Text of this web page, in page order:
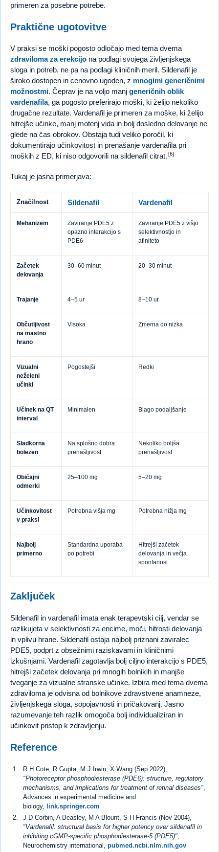
primeren za posebne potrebe.
Praktične ugotovitve
V praksi se moški pogosto odločajo med tema dvema
zdraviloma za erekcijo na podlagi svojega življenjskega
sloga in potreb, ne pa na podlagi kliničnih meril. Sildenafil je
široko dostopen in cenovno ugoden, z mnogimi generičnimi
možnostmi. Čeprav je na voljo manj generičnih oblik
vardenafila, ga pogosto preferirajo moški, ki želijo nekoliko
drugačne rezultate. Vardenafil je primeren za moške, ki želijo
hitrejše učinke, manj motenj vida in bolj dosledno delovanje ne
glede na čas obrokov. Obstaja tudi veliko poročil, ki
dokumentirajo učinkovitost in prenašanje vardenafila pri
moških z ED, ki niso odgovorili na sildenafil citrat. [6]
Tukaj je jasna primerjava:
Značilnost Sildenafil Vardenafil
Mehanizem
Zaviranje PDE5 z
opazno interakcijo s
PDE6
Zaviranje PDE5 z višjo
selektivnostjo in
afiniteto
Začetek
delovanja
30–60 minut 20–30 minut
Trajanje 4–5 ur 8–10 ur
Občutljivost
na mastno
hrano
Visoka Zmerna do nizka
Vizualni
neželeni
učinki
Pogostejši Redki
Učinek na QT
interval
Minimalen Blago podaljšanje
Sladkorna
bolezen
Na splošno dobra
prenašljivost
Nekoliko boljša
prenašljivost
Običajni
odmerki
25–100 mg 5–20 mg
Učinkovitost
v praksi
Potrebna višja mg Potrebna nižja mg
Najbolj
primerno
Standardna uporaba
po potrebi
Hitrejši začetek
delovanja in večja
spontanost
Zaključek
Sildenafil in vardenafil imata enak terapevtski cilj, vendar se
razlikujeta v selektivnosti za encime, moči, hitrosti delovanja
in vplivu hrane. Sildenafil ostaja najbolj priznani zaviralec
PDE5, podprt z obsežnimi raziskavami in kliničnimi
izkušnjami. Vardenafil zagotavlja bolj ciljno interakcijo s PDE5,
hitrejši začetek delovanja pri mnogih bolnikih in manjše
tveganje za vizualne stranske učinke. Izbira med tema dvema
zdraviloma je odvisna od bolnikove zdravstvene anamneze,
življenjskega sloga, sopojavnosti in pričakovanj. Jasno
razumevanje teh razlik omogoča bolj individualiziran in
učinkovit pristop k zdravljenju.
Reference
R H Cote, R Gupta, M J Irwin, X Wang (Sep 2022),
"Photoreceptor phosphodiesterase (PDE6): structure, regulatory
mechanisms, and implications for treatment of retinal diseases",
Advances in experimental medicine and
biology, link.springer.com
J D Corbin, A Beasley, M A Blount, S H Francis (Nov 2004),
"Vardenafil: structural basis for higher potency over sildenafil in
inhibiting cGMP-specific phosphodiesterase-5 (PDE5)"
Neurochemistry international, pubmed.ncbi.nlm.nih.gov